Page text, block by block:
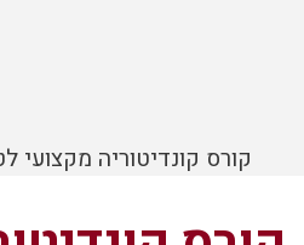
קורס קונדיטוריה מקצועי